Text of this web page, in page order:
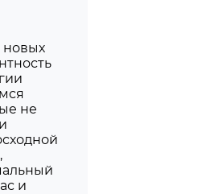
новых
не
и